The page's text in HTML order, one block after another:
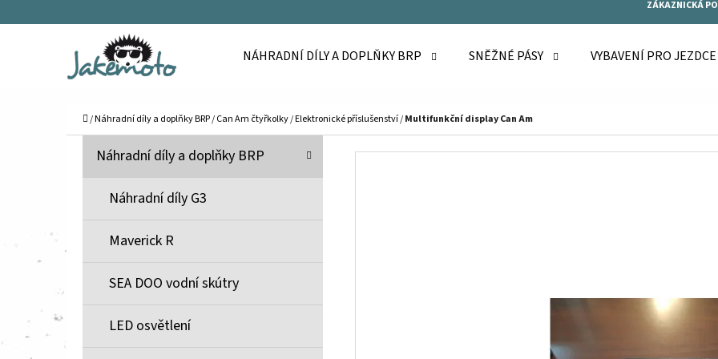
ZÁKAZNICKÁ
NÁHRADNÍ DÍLY A DOPLŇKY BRP SNĚŽNÉ PÁSY VYBAVENÍ PRO JEZDCE
Domů
/Náhradní díly a doplňky BRP/Can Am čtyřkolky/Elektronické příslušenství/Multifunkční display Can Am
R
Přeskočit
K Náhradní díly a doplňky BRP
Náhradní díly G3
Maverick R
SEA DOO vodní skútry
LED osvětlení
obchodu
obchodu